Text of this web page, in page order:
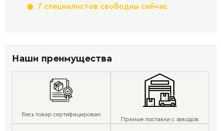
7 специалистов свободны сейчас
Наши преимущества
Весь товар сертифицирован
Прямые поставки с заводов